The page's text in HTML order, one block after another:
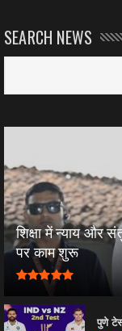
SEARCH NEWS
शिक्षा में न्याय और
पर काम शुरू
पुणे